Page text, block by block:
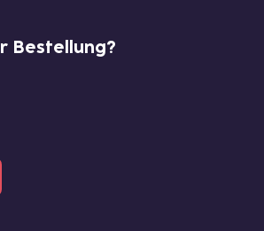
Bestellung?